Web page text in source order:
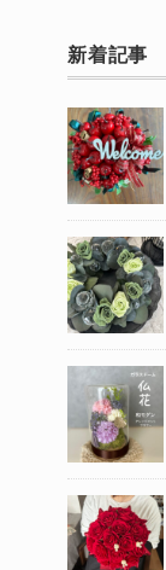
新着記事